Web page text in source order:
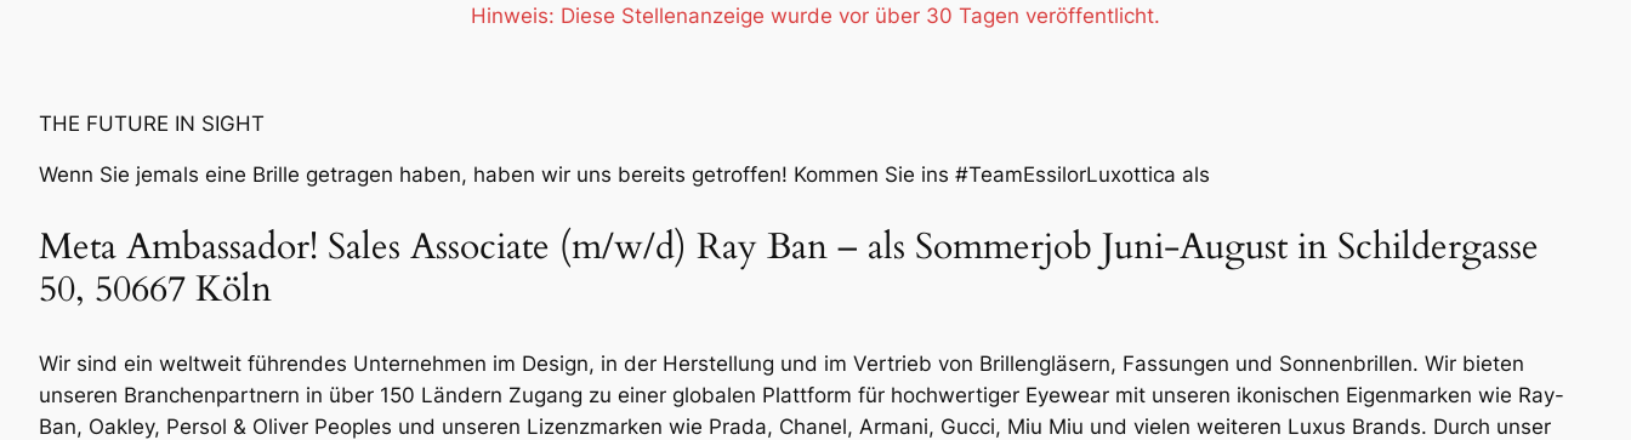
Hinweis: Diese Stellenanzeige wurde vor über 30 Tagen veröffentlicht.
THE FUTURE IN SIGHT
Wenn Sie jemals eine Brille getragen haben, haben wir uns bereits getroffen! Kommen Sie ins #TeamEssilorLuxottica als
Meta Ambassador! Sales Associate (m/w/d) Ray Ban – als Sommerjob Juni-August in Schildergasse
50, 50667 Köln
Wir sind ein weltweit führendes Unternehmen im Design, in der Herstellung und im Vertrieb von Brillengläsern, Fassungen und Sonnenbrillen. Wir bieten
unseren Branchenpartnern in über 150 Ländern Zugang zu einer globalen Plattform für hochwertiger Eyewear mit unseren ikonischen Eigenmarken wie Ray-
Ban, Oakley, Persol & Oliver Peoples und unseren Lizenzmarken wie Prada, Chanel, Armani, Gucci, Miu Miu und vielen weiteren Luxus Brands. Durch unser